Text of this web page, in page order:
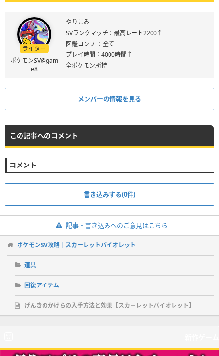
ライター
ポケモンSV@gam
e8
やりこみ
SVランクマッチ：最高レート2200↑
図鑑コンプ ：全て
プレイ時間：4000時間↑
全ポケモン所持
メンバーの情報を見る
この記事へのコメント
コメント
書き込みする(0件)
記事・書き込みへのご意見はこちら
ポケモンSV攻略｜スカーレットバイオレット
道具
回復アイテム
げんきのかけらの入手方法と効果【スカーレットバイオレット】